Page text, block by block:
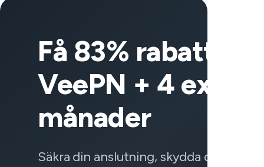
Få 83% rabatt på
VeePN + 4 extra
månader
Säkra din anslutning, skydda dina data